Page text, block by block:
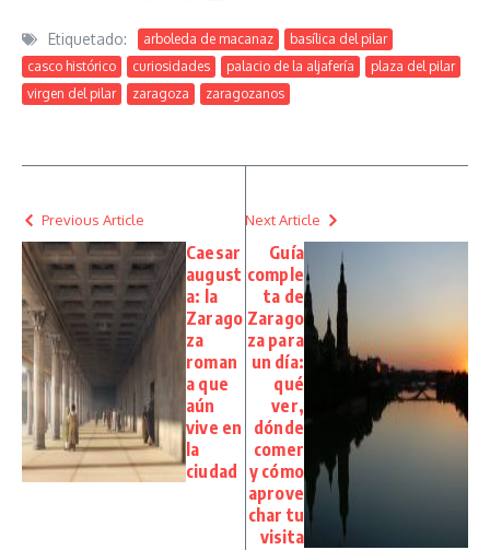
Etiquetado: arboleda de macanaz
basílica del pilar
casco histórico
curiosidades palacio de la aljafería
plaza del pilar
virgen del pilar
zaragoza zaragozanos
Previous Article
Caesar
august
a: la
Zarago
za
roman
a que
aún
vive en
la
ciudad
Next Article
Guía
comple
ta de
Zarago
za para
un día:
qué
ver,
dónde
comer
y cómo
aprove
char tu
visita